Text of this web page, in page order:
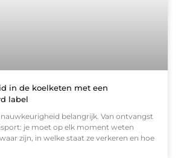
in de koelketen met een
label
belangrijk. Van ontvangst
je moet op elk moment weten
zijn, in welke staat ze verkeren en hoe